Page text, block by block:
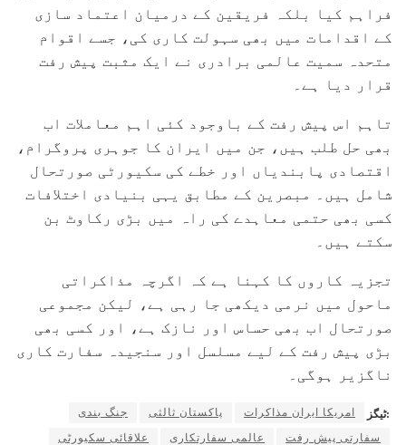
فراہم کیا بلکہ فریقین کے درمیان اعتماد سازی
کے اقدامات میں بھی سہولت کاری کی، جسے اقوام
متحدہ سمیت عالمی برادری نے ایک مثبت پیش رفت
قرار دیا ہے۔
تاہم اس پیش رفت کے باوجود کئی اہم معاملات اب
بھی حل طلب ہیں، جن میں ایران کا جوہری پروگرام،
اقتصادی پابندیاں اور خطے کی سکیورٹی صورتحال
شامل ہیں۔ مبصرین کے مطابق یہی بنیادی اختلافات
کسی بھی حتمی معاہدے کی راہ میں بڑی رکاوٹ بن
سکتے ہیں۔
تجزیہ کاروں کا کہنا ہے کہ اگرچہ مذاکراتی
ماحول میں نرمی دیکھی جا رہی ہے، لیکن مجموعی
صورتحال اب بھی حساس اور نازک ہے، اور کسی بھی
بڑی پیش رفت کے لیے مسلسل اور سنجیدہ سفارت کاری
ناگزیر ہوگی۔
ٹیگز: امریکا ایران مذاکرات پاکستان ثالثی
جنگ بندی
سفارتی پیش رفت
عالمی سفارتکاری علاقائی سکیورٹی